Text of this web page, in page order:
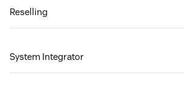
Reselling
System Integrator